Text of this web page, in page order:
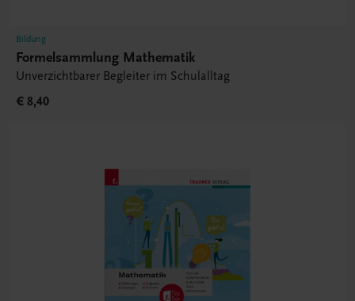
Bildung
Formelsammlung Mathematik
Unverzichtbarer Begleiter im Schulalltag
€ 8,40